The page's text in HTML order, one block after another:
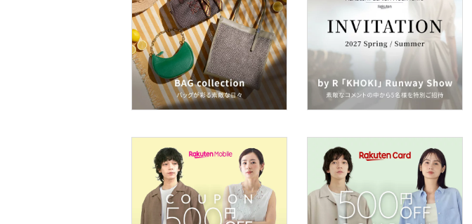
ベースメイク
メイクアップ
ネイル
ボディケア・オーラルケ
ヘアケア
フレグランス
メイク道具・美容器具